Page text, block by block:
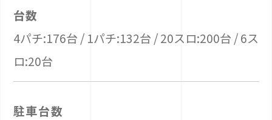
台数
4パチ:176台 / 1パチ:132台 / 20スロ:200台 / 6ス
ロ:20台
駐車台数